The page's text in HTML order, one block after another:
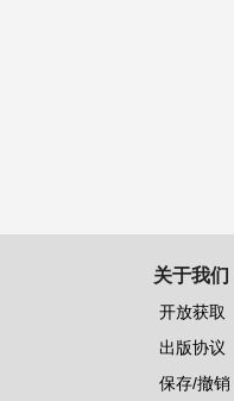
关于我们
开放获取
出版协议
保存/撤销